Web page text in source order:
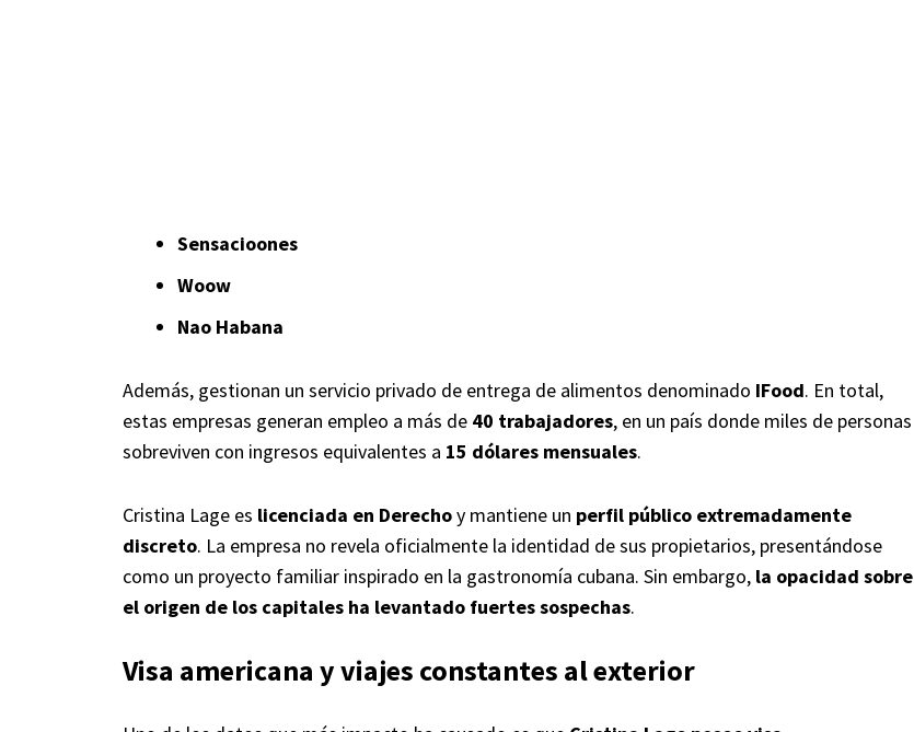
Sensacioones
Woow
Nao Habana
Además, gestionan un servicio privado de entrega de alimentos denominado IFood. En total,
estas empresas generan empleo a más de 40 trabajadores, en un país donde miles de personas
sobreviven con ingresos equivalentes a 15 dólares mensuales.
Cristina Lage es licenciada en Derechoy mantiene un perfil público extremadamente
discreto. La empresa no revela oficialmente la identidad de sus propietarios, presentándose
como un proyecto familiar inspirado en la gastronomía cubana. Sin embargo, la opacidad sobre
el origen de los capitales ha levantado fuertes sospechas.
Visa americana y viajes constantes al exterior